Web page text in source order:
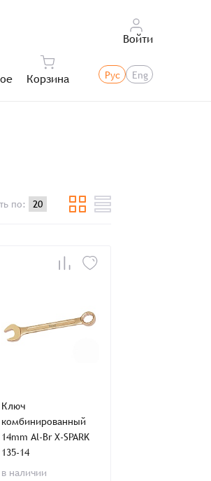
Войти
Корзина Рус Eng
по:
Ключ
комбинированный
14mm Al-Br X-SPARK
135-14
в наличии